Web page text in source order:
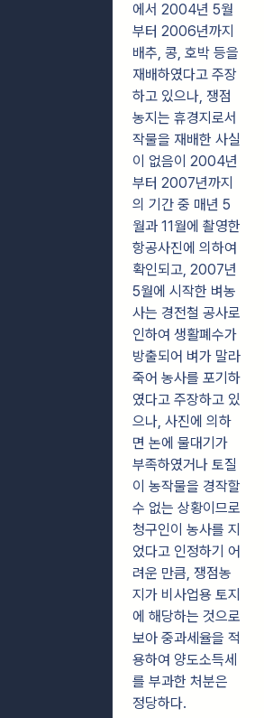
에서 2004년 5월
부터 2006년까지
배추, 콩, 호박 등을
재배하였다고 주장
하고 있으나, 쟁점
농지는 휴경지로서
작물을 재배한 사실
이 없음이 2004년
부터 2007년까지
의 기간 중 매년 5
월과 11월에 촬영한
항공사진에 의하여
확인되고, 2007년
5월에 시작한 벼농
사는 경전철 공사로
인하여 생활폐수가
방출되어 벼가 말라
죽어 농사를 포기하
였다고 주장하고 있
으나, 사진에 의하
면 논에 물대기가
부족하였거나 토질
이 농작물을 경작할
수 없는 상황이므로
청구인이 농사를 지
었다고 인정하기 어
려운 만큼, 쟁점농
지가 비사업용 토지
에 해당하는 것으로
보아 중과세율을 적
용하여 양도소득세
를 부과한 처분은
정당하다.